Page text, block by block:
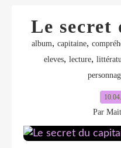
Le secret
album, capitaine,
eleves, lecture,
Par